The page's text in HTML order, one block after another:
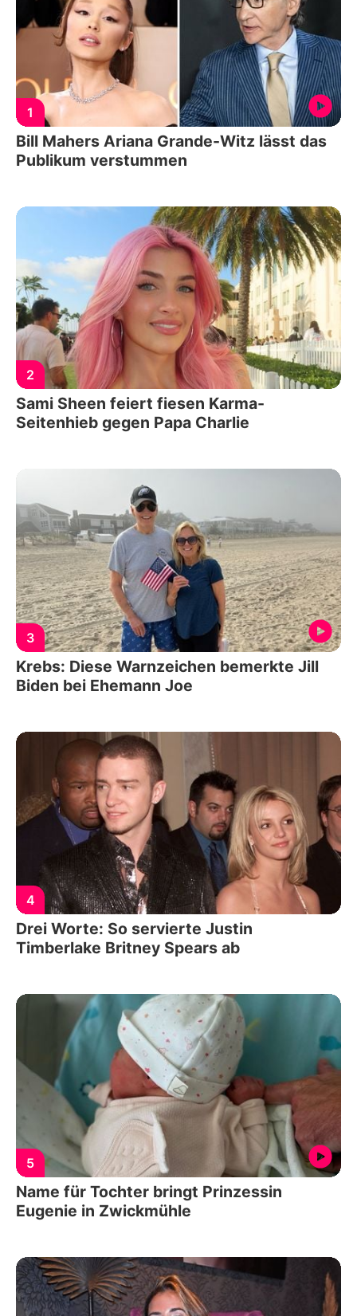
1
Bill Mahers Ariana Grande-Witz lässt das
Publikum verstummen
2
Sami Sheen feiert fiesen Karma-
Seitenhieb gegen Papa Charlie
3
Krebs: Diese Warnzeichen bemerkte Jill
Biden bei Ehemann Joe
4
Drei Worte: So servierte Justin
Timberlake Britney Spears ab
5
Name für Tochter bringt Prinzessin
Eugenie in Zwickmühle